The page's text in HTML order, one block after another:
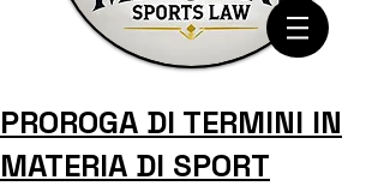
PROROGA DI TERMINI IN
MATERIA DI SPORT